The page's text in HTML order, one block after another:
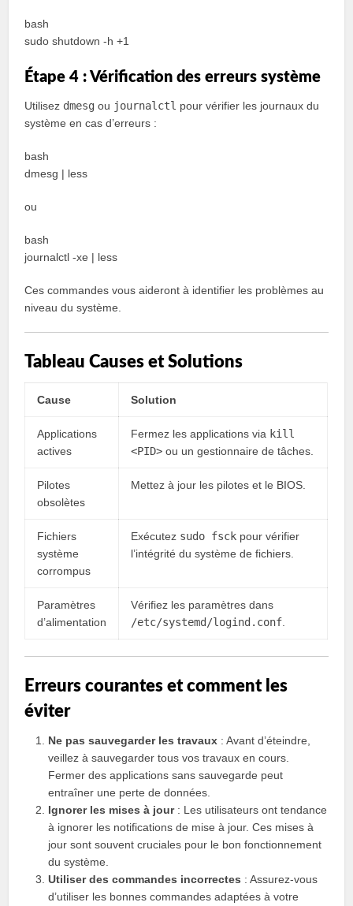
bash
sudo shutdown -h +1
Étape 4 : Vérification des erreurs système
Utilisez dmesg ou journalctl pour vérifier les journaux du
système en cas d’erreurs :
bash
dmesg | less
ou
bash
journalctl -xe | less
Ces commandes vous aideront à identifier les problèmes au
niveau du système.
Tableau Causes et Solutions
Cause Solution
Applications
actives
Fermez les applications via kill
<PID> ou un gestionnaire de tâches.
Pilotes
obsolètes
Mettez à jour les pilotes et le BIOS.
Fichiers
système
corrompus
Exécutez sudo fsck pour vérifier
l’intégrité du système de fichiers.
Paramètres
d’alimentation
Vérifiez les paramètres dans
/etc/systemd/logind.conf
Erreurs courantes et comment les
éviter
Ne pas sauvegarder les travaux : Avant d’éteindre,
veillez à sauvegarder tous vos travaux en cours.
Fermer des applications sans sauvegarde peut
entraîner une perte de données.
Ignorer les mises à jour: Les utilisateurs ont tendance
à ignorer les notifications de mise à jour. Ces mises à
jour sont souvent cruciales pour le bon fonctionnement
du système.
Utiliser des commandes incorrectes : Assurez-vous
d’utiliser les bonnes commandes adaptées à votre